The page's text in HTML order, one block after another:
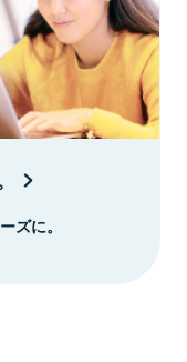
ズに。